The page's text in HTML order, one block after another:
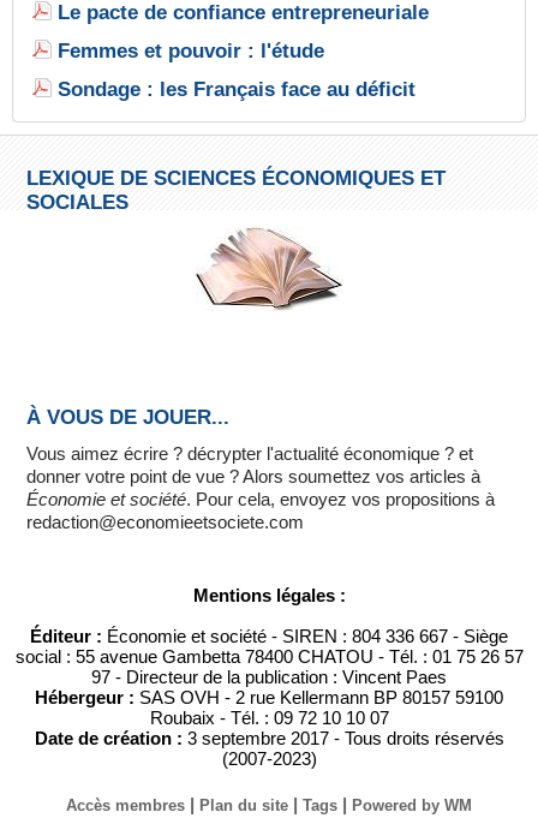
Le pacte de confiance entrepreneuriale
Femmes et pouvoir : l'étude
Sondage : les Français face au déficit
LEXIQUE DE SCIENCES ÉCONOMIQUES ET
SOCIALES
À VOUS DE JOUER...
Vous aimez écrire ? décrypter l'actualité économique ? et
donner votre point de vue ? Alors soumettez vos articles à
Économie et société. Pour cela, envoyez vos propositions à
redaction@economieetsociete.com
Mentions légales :
Éditeur : Économie et société - SIREN : 804 336 667 - Siège
social : 55 avenue Gambetta 78400 CHATOU - Tél. : 01 75 26 57
97 - Directeur de la publication : Vincent Paes
Hébergeur : SAS OVH - 2 rue Kellermann BP 80157 59100
Roubaix - Tél. : 09 72 10 10 07
Date de création : 3 septembre 2017 - Tous droits réservés
(2007-2023)
Accès membres | Plan du site | Tags | Powered by WM